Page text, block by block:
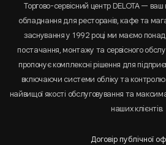
Торгово-сервісний центр DELOTA —
обладнання для ресторанів, кафе та
заснування у 1992 році ми маємо понад
постачання, монтажу та сервісного
пропонує комплексні рішення для
включаючи системи обліку та
найвищої якості обслуговування та
наших клієнтів.
Договір публічної